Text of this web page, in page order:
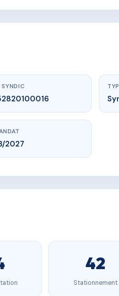
2027
42
Stationnement